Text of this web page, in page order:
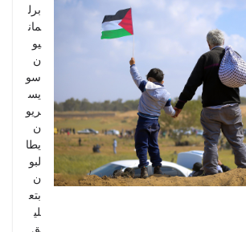
برل
مان
يو
ن
سو
يس
ريو
ن
يطا
لبو
ن
بتع
لي
ق